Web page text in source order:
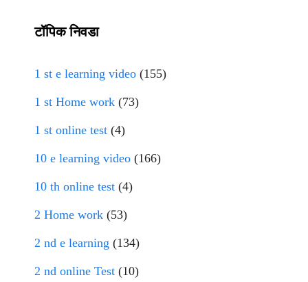
टॉपिक निवडा
1 st e learning video (155)
1 st Home work (73)
1 st online test (4)
10 e learning video (166)
10 th online test (4)
2 Home work (53)
2 nd e learning (134)
2 nd online Test (10)